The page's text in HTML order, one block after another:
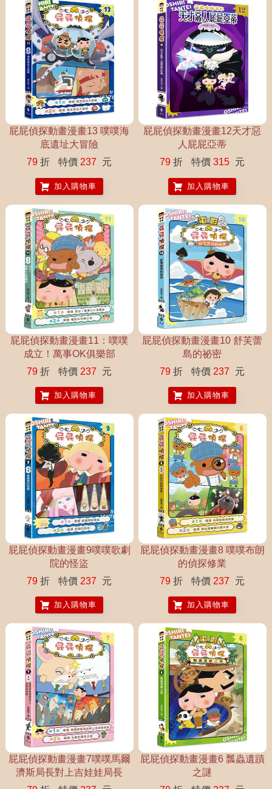
屁屁偵探動畫漫畫13 噗噗海
底遺址大冒險
79 折 特價 237 元
加入購物車
屁屁偵探動畫漫畫12天才惡
人屁屁亞蒂
79 折 特價 315 元
加入購物車
屁屁偵探動畫漫畫11：噗噗
成立！萬事OK俱樂部
79 折 特價 237 元
加入購物車
屁屁偵探動畫漫畫10 舒芙蕾
島的祕密
79 折 特價 237 元
加入購物車
屁屁偵探動畫漫畫9噗噗歌劇
院的怪盜
79 折 特價 237 元
加入購物車
屁屁偵探動畫漫畫8 噗噗布朗
的偵探修業
79 折 特價 237 元
加入購物車
屁屁偵探動畫漫畫7噗噗馬爾
濟斯局長對上吉娃娃局長
屁屁偵探動畫漫畫6 瓢蟲遺蹟
之謎